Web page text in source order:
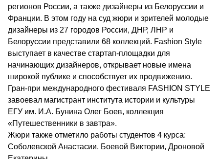
регионов России, а также дизайнеры из Белоруссии и
Франции. В этом году на суд жюри и зрителей молодые
дизайнеры из 27 городов России, ДНР, ЛНР и
Белоруссии представили 68 коллекций. Fashion Style
выступает в качестве стартап-площадки для
начинающих дизайнеров, открывает новые имена
широкой публике и способствует их продвижению.
Гран-при международного фестиваля FASHION STYLE
завоевал магистрант института истории и культуры
ЕГУ им. И.А. Бунина Олег Боев, коллекция
«Путешественники в завтра».
Жюри также отметило работы студентов 4 курса:
Соболевской Анастасии, Боевой Виктории, Дроновой